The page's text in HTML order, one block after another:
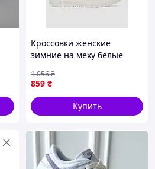
Кроссовки женские
зимние на меху белые
жіночі зимові на хутрі білі
однотонні
859 ₴
1 056₴
Купить